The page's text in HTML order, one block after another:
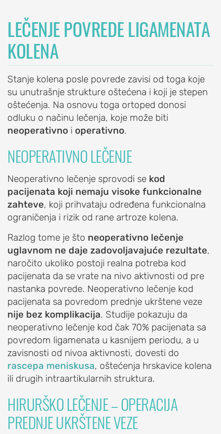
Blokada
lakta
Artroskopija
lakta
Popuštanje
zglobne
kapsule
("release")
lakta
Uklanjanje
slobodnih
tela
iz
lakta
KOLENO
POVREDE
I
OBOLJENJA
KOLENA
Povreda
meniskusa
kolena
(rascep
meniskusa)
Povreda
prednje
ukrštene
veze
(ligamenata)
LEČENJE POVREDE LIGAMENATA
KOLENA
Stanje kolena posle povrede zavisi od toga koje
su unutrašnje strukture oštećena i koji je stepen
oštećenja. Na osnovu toga ortoped donosi
odluku o načinu lečenja, koje može biti
neoperativno i operativno.
NEOPERATIVNO LEČENJE
Neoperativno lečenje sprovodi se kod
pacijenata koji nemaju visoke funkcionalne
zahteve, koji prihvataju određena funkcionalna
ograničenja i rizik od rane artroze kolena.
Razlog tome je što neoperativno lečenje
uglavnom ne daje zadovoljavajuće rezultate,
naročito ukoliko postoji realna potreba kod
pacijenata da se vrate na nivo aktivnosti od pre
nastanka povrede. Neoperativno lečenje kod
pacijenata sa povredom prednje ukrštene veze
nije bez komplikacija. Studije pokazuju da
neoperativno lečenje kod čak 70% pacijenata sa
povredom ligamenata u kasnijem periodu, a u
zavisnosti od nivoa aktivnosti, dovesti do
rascepa meniskusa, oštećenja hrskavice kolena
ili drugih intraartikularnih struktura.
HIRURŠKO LEČENJE – OPERACIJA
PREDNJE UKRŠTENE VEZE